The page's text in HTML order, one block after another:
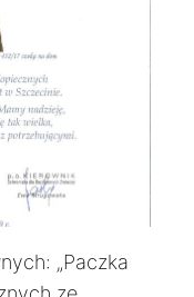
„Paczka